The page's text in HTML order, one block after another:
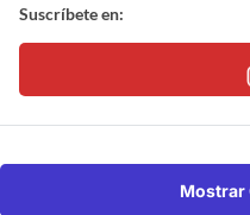
Suscríbete en:
Mostrar